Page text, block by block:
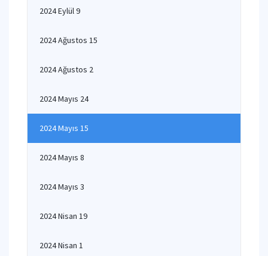
2024 Eylül 9
2024 Ağustos 15
2024 Ağustos 2
2024 Mayıs 24
2024 Mayıs 15
2024 Mayıs 8
2024 Mayıs 3
2024 Nisan 19
2024 Nisan 1